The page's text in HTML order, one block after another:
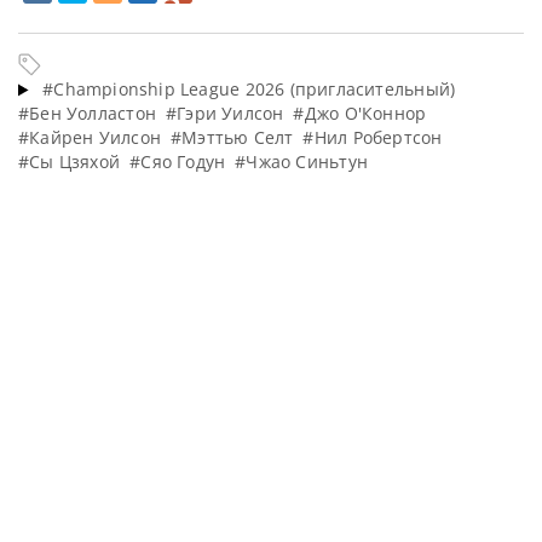
#Championship League 2026 (пригласительный)
#Бен Уолластон #Гэри Уилсон #Джо О'Коннор
#Кайрен Уилсон #Мэттью Селт #Нил Робертсон
#Сы Цзяхой #Сяо Годун #Чжао Синьтун